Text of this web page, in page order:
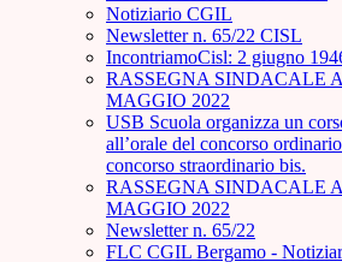
Notiziario CGIL
Newsletter n. 65/22 CISL
IncontriamoCisl: 2 giugno
RASSEGNA SINDACALE
MAGGIO 2022
USB Scuola organizza un
all’orale del concorso
concorso straordinario bis.
RASSEGNA SINDACALE
MAGGIO 2022
Newsletter n. 65/22
FLC CGIL Bergamo -